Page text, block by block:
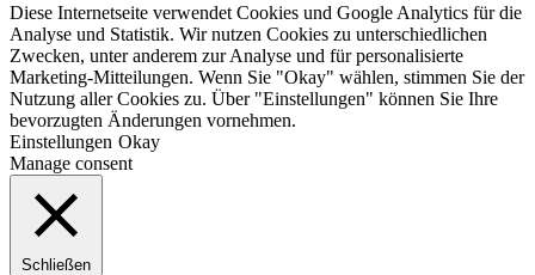
Diese Internetseite verwendet Cookies und Google Analytics für die
Analyse und Statistik. Wir nutzen Cookies zu unterschiedlichen
Zwecken, unter anderem zur Analyse und für personalisierte
Marketing-Mitteilungen. Wenn Sie "Okay" wählen, stimmen Sie der
Nutzung aller Cookies zu. Über "Einstellungen" können Sie Ihre
bevorzugten Änderungen vornehmen.
Einstellungen Okay
Manage consent
Schließen